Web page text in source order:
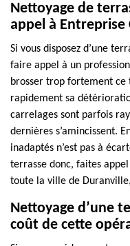
Nettoyage de
appel à Entreprise
Si vous disposez d’une
faire appel à un
brosser trop fortement ce
rapidement sa
carrelages sont parfois
dernières s’amincissent.
inadaptés n’est pas à
terrasse donc, faites
toute la ville de
Nettoyage d’une
coût de cette